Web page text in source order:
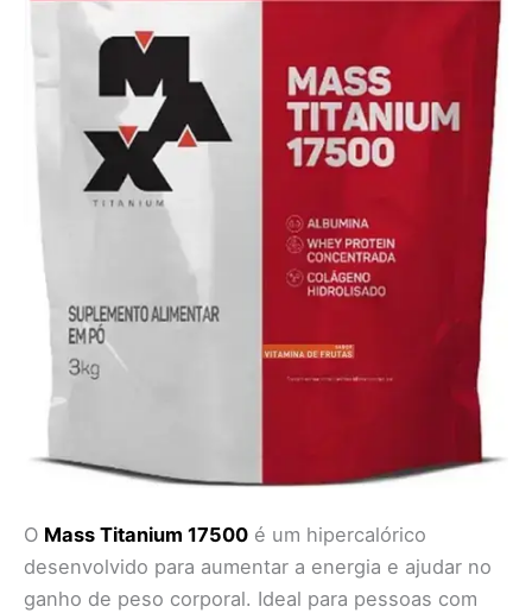
O Mass Titanium 17500 é um hipercalórico
desenvolvido para aumentar a energia e ajudar no
ganho de peso corporal. Ideal para pessoas com